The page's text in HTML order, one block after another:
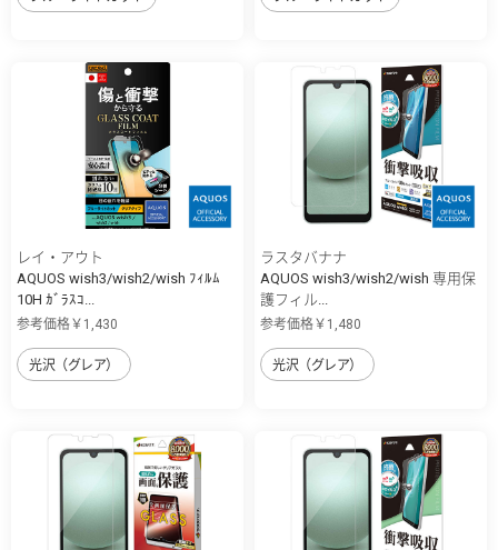
レイ・アウト
AQUOS wish3/wish2/wish ﾌｨﾙﾑ
10H ｶﾞﾗｽｺ...
参考価格￥1,430
光沢（グレア）
ラスタバナナ
AQUOS wish3/wish2/wish 専用保
護フィル...
参考価格￥1,480
光沢（グレア）